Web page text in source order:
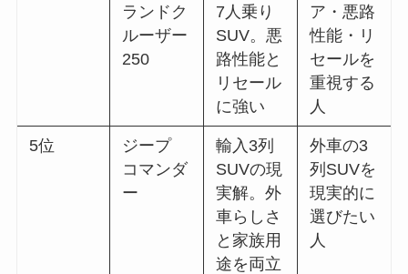
ランドク
ルーザー
250
7人乗り
SUV。悪
路性能と
リセール
に強い
ア・悪路
性能・リ
セールを
重視する
人
5位
ジープ
コマンダ
ー
輸入3列
SUVの現
実解。外
車らしさ
と家族用
途を両立
外車の3
列SUVを
現実的に
選びたい
人